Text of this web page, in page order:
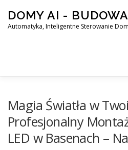
content
DOMY AI -
Automatyka, Inteligentne Sterowanie
SMART DOM AI –
Magia Światła w
Profesjonalny
LED w Basenach –